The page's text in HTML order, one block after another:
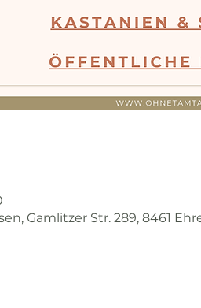
Gamlitzer Str. 289, 8461